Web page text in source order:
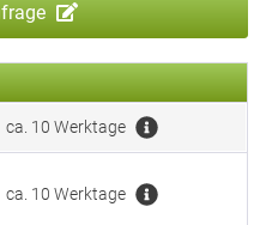
ca. 10 Werktage
ca. 10 Werktage